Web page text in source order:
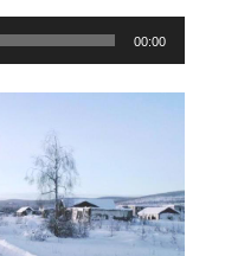
00:00